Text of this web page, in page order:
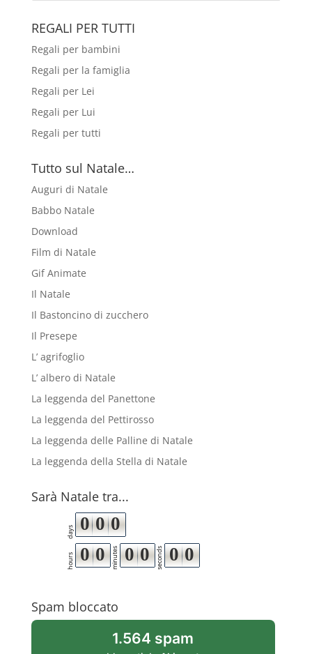
REGALI PER TUTTI
Regali per bambini
Regali per la famiglia
Regali per Lei
Regali per Lui
Regali per tutti
Tutto sul Natale…
Auguri di Natale
Babbo Natale
Download
Film di Natale
Gif Animate
Il Natale
Il Bastoncino di zucchero
Il Presepe
L’ agrifoglio
L’ albero di Natale
La leggenda del Panettone
La leggenda del Pettirosso
La leggenda delle Palline di Natale
La leggenda della Stella di Natale
Sarà Natale tra...
days 0 0 0
hours 0 0 minutes 0 0 seconds 0 0
Spam bloccato
1.564 spam